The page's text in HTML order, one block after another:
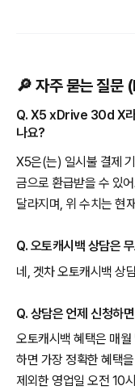
🔎 자주 묻는 질문
Q. X5 xDrive 30d X라
나요?
X5은(는) 일시불 결제
금으로 환급받을 수 있
달라지며, 위 수치는 현
Q. 오토캐시백 상담은
네, 겟차 오토캐시백 상
Q. 상담은 언제 신청하
오토캐시백 혜택은 매
하면 가장 정확한 혜택
제외한 영업일 오전 10